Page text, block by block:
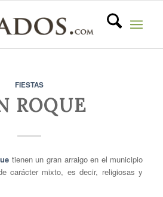
FIESTAS
ROQUE
tienen un gran arraigo en el municipio
carácter mixto, es decir, religiosas y